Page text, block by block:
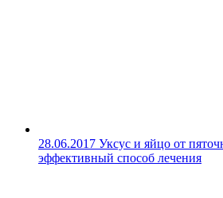
28.06.2017 Уксус и яйцо от
эффективный способ лечения